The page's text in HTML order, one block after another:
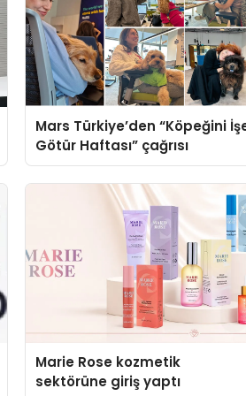
Mars Türkiye’den “Köpeğini
Götür Haftası” çağrısı
Marie Rose kozmetik
sektörüne giriş yaptı